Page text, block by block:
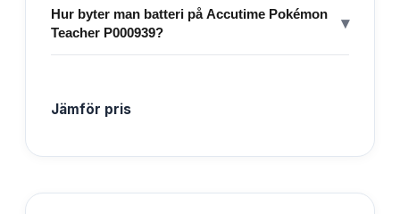
Hur byter man batteri på Accutime Pokémon
Teacher P000939?
▾
Jämför pris